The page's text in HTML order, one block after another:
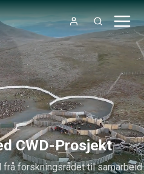
CWD-Prosjekt
forskningsrådet til samarbeid